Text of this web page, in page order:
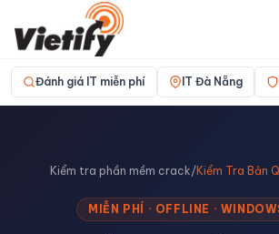
Đánh giá IT miễn phí IT Đà Nẵng
Kiểm tra phần mềm crack/Kiểm Tra Bản
MIỄN PHÍ · OFFLINE ·